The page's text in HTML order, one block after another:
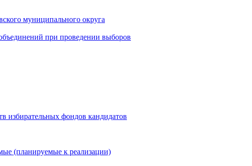
муниципального округа
при проведении выборов
избирательных фондов кандидатов
(планируемые к реализации)